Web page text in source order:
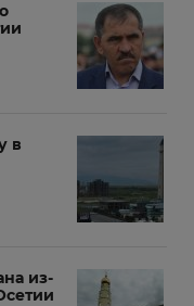
в
из-